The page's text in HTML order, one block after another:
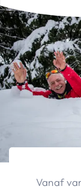
Vanaf